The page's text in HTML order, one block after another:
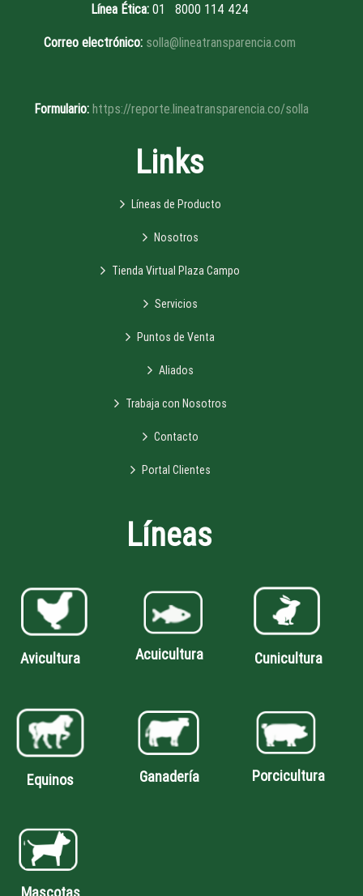
Línea Ética:01 8000 114 424
Correo electrónico: solla@lineatransparencia.com
Formulario: https://reporte.lineatransparencia.co/solla
Links
Líneas de Producto
Nosotros
Tienda Virtual Plaza Campo
Servicios
Puntos de Venta
Aliados
Trabaja con Nosotros
Contacto
Portal Clientes
Líneas
Avicultura Acuicultura Cunicultura
Equinos Ganadería Porcicultura
Mascotas